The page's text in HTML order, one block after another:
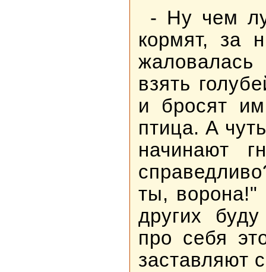
- Ну чем
кормят, за
взять
и бросят им
птица. А
начинают
ты,
других
про себя
заставляют